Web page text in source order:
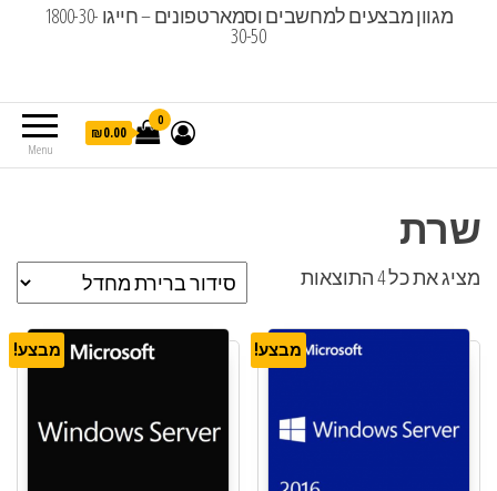
מגוון מבצעים למחשבים וסמארטפונים – חייגו 1800-30-
30-50
Menu
0
₪0.00
שרת
מציג את כל 4 התוצאות
מבצע! מבצע!